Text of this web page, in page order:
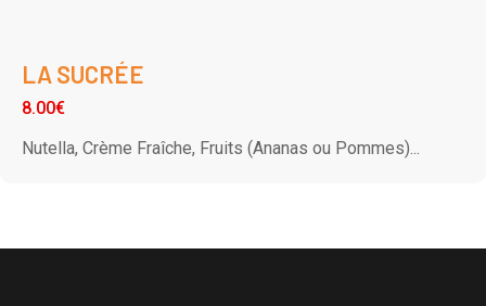
LA SUCRÉE
8.00€
Nutella, Crème Fraîche, Fruits (Ananas ou Pommes)...